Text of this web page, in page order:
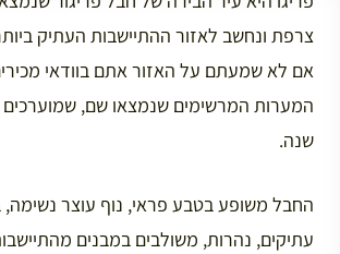
צרפת ונחשב לאזור ההתיישבות העתיק
אם לא שמעתם על האזור אתם בוודאי
שנה.
החבל משופע בטבע פראי, נוף עוצר נשימה,
עתיקים, נהרות, משולבים במבנים